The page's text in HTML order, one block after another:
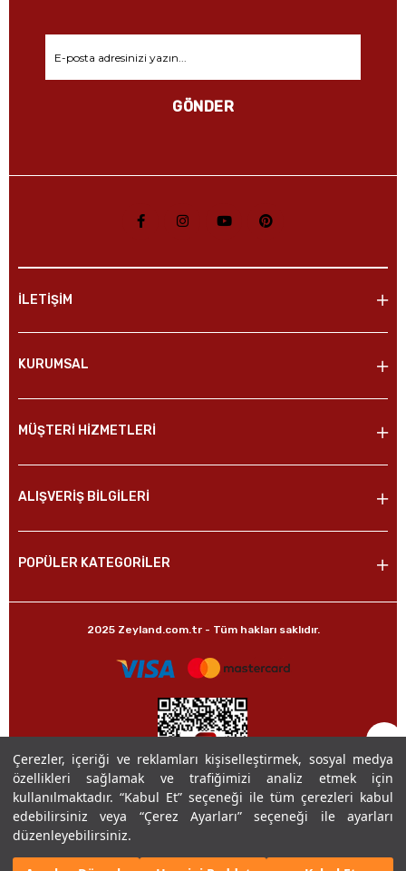
Çerezler, içeriği ve reklamları kişiselleştirmek, sosyal medya
özellikleri sağlamak ve trafiğimizi analiz etmek için
kullanılmaktadır. “Kabul Et” seçeneği ile tüm çerezleri kabul
edebilirsiniz veya “Çerez Ayarları” seçeneği ile ayarları
düzenleyebilirsiniz.
GÖNDER
İLETİŞİM
KURUMSAL
MÜŞTERİ HİZMETLERİ
ALIŞVERİŞ BİLGİLERİ
POPÜLER KATEGORİLER
2025 Zeyland.com.tr - Tüm hakları saklıdır.